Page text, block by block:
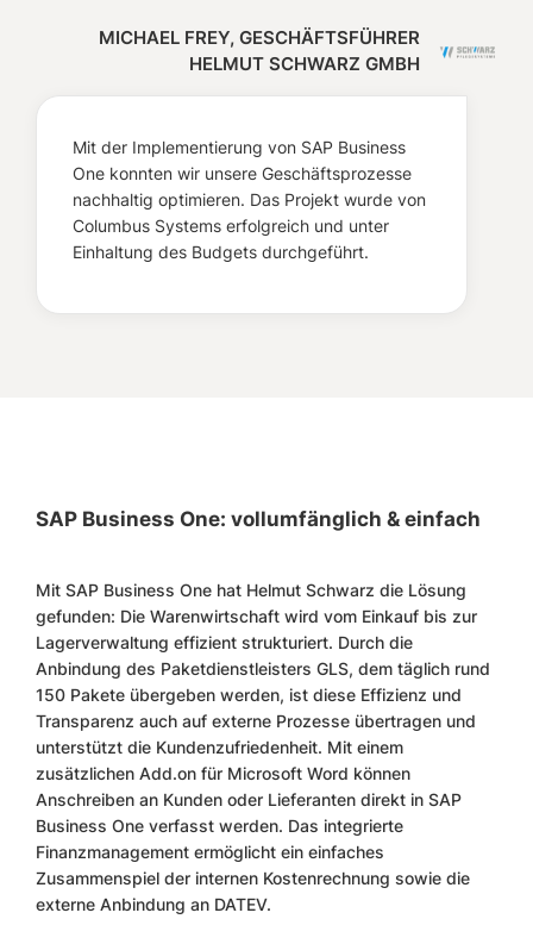
MICHAEL FREY, GESCHÄFTSFÜHRER
HELMUT SCHWARZ GMBH
Mit der Implementierung von SAP Business
One konnten wir unsere Geschäftsprozesse
nachhaltig optimieren. Das Projekt wurde von
Columbus Systems erfolgreich und unter
Einhaltung des Budgets durchgeführt.
SAP Business One: vollumfänglich & einfach
Mit SAP Business One hat Helmut Schwarz die Lösung
gefunden: Die Warenwirtschaft wird vom Einkauf bis zur
Lagerverwaltung effizient strukturiert. Durch die
Anbindung des Paketdienstleisters GLS, dem täglich rund
150 Pakete übergeben werden, ist diese Effizienz und
Transparenz auch auf externe Prozesse übertragen und
unterstützt die Kundenzufriedenheit. Mit einem
zusätzlichen Add.on für Microsoft Word können
Anschreiben an Kunden oder Lieferanten direkt in SAP
Business One verfasst werden. Das integrierte
Finanzmanagement ermöglicht ein einfaches
Zusammenspiel der internen Kostenrechnung sowie die
externe Anbindung an DATEV.